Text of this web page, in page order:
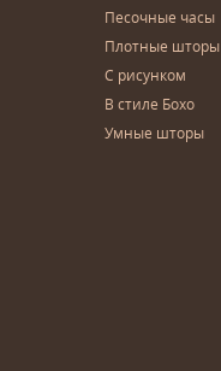
Песочные часы
Плотные шторы
С рисунком
В стиле Бохо
Умные шторы